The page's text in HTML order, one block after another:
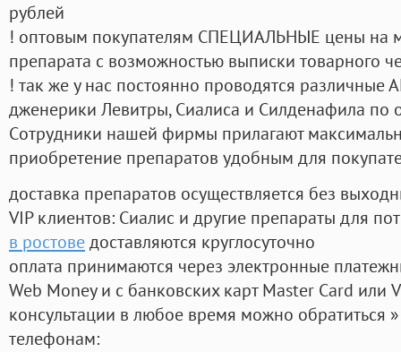
рублей
! оптовым покупателям СПЕЦИАЛЬНЫЕ цены на
препарата с возможностью выписки товарного
! так же у нас постоянно проводятся
дженерики Левитры, Сиалиса и Силденафила по
Cотрудники нашей фирмы прилагают
приобретение препаратов удобным для
доставка препаратов осуществляется без
VIP клиентов: Сиалис и другие препараты для
в ростоведоставляются круглосуточно
оплата принимаются через электронные
Web Money и с банковских карт Master Card или
консультации в любое время можно обратиться
телефонам: